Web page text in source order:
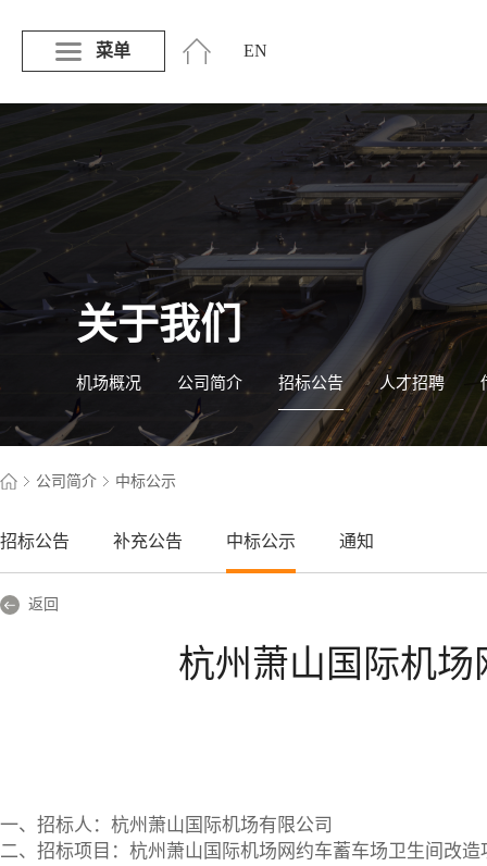
菜单 EN
关于我们
机场概况 公司简介 招标公告 人才招聘
公司简介 中标公示
招标公告 补充公告 中标公示 通知
返回
杭州萧山国际机
一、招标人：杭州萧山国际机场有限公司
二、招标项目：杭州萧山国际机场网约车蓄车场卫生间改造